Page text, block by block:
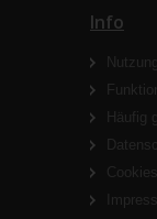
Info
Häufig
Cookies